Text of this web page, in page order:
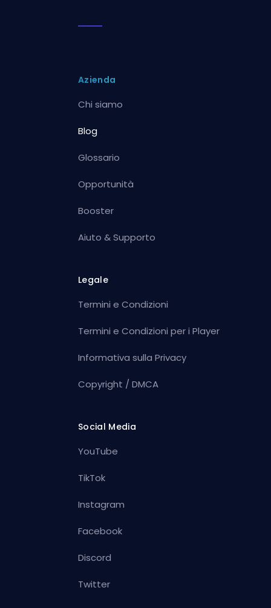
Azienda
Chi siamo
Blog
Glossario
Opportunità
Booster
Aiuto & Supporto
Legale
Termini e Condizioni
Termini e Condizioni per i Player
Informativa sulla Privacy
Copyright / DMCA
Social Media
YouTube
TikTok
Instagram
Facebook
Discord
Twitter